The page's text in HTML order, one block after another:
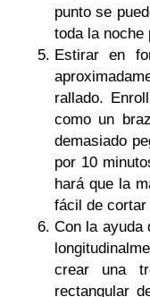
punto se
toda la noche
Estirar en
rallado.
como un
demasiado
por 10
hará que la
fácil de cortar
Con la ayuda
crear una
rectangular